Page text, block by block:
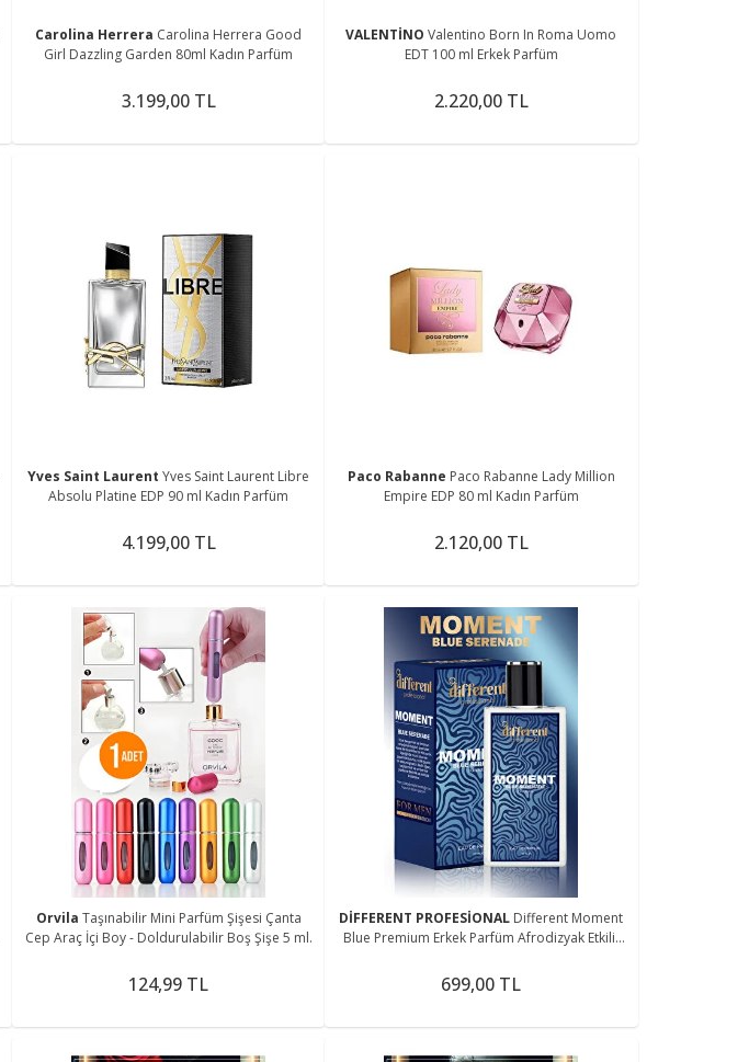
Carolina Herrera Carolina Herrera Good
Girl Dazzling Garden 80ml Kadın Parfüm
3.199,00 TL
VALENTİNOValentino Born In Roma Uomo
EDT 100 ml Erkek Parfüm
2.220,00 TL
Yves Saint LaurentYves Saint Laurent Libre
Absolu Platine EDP 90 ml Kadın Parfüm
4.199,00 TL
Paco Rabanne Paco Rabanne Lady Million
Empire EDP 80 ml Kadın Parfüm
2.120,00 TL
Orvila Taşınabilir Mini Parfüm Şişesi Çanta
Cep Araç İçi Boy - Doldurulabilir Boş Şişe 5 ml.
124,99 TL
DİFFERENT PROFESİONAL Different Moment
Blue Premium Erkek Parfüm Afrodizyak Etkili)
699,00 TL